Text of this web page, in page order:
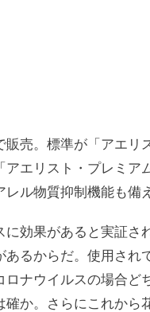
売。標準が「アエ
エリスト・プレミ
ル物質抑制機能も備
効果があると実証さ
るからだ。使用され
ナウイルスの場合
か。さらにこれか